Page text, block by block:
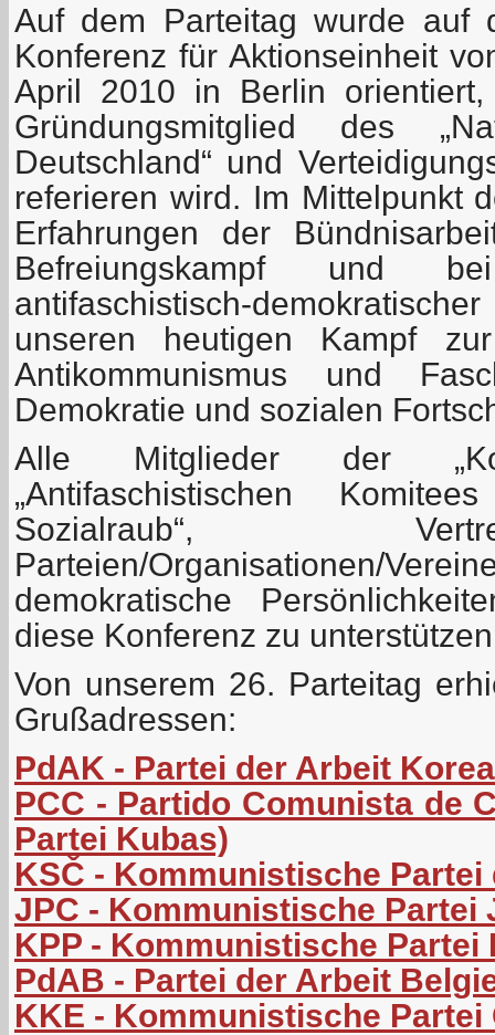
Auf dem Parteitag wurde auf
Konferenz für Aktionseinheit
April 2010 in Berlin
Gründungsmitglied des
Deutschland“ und
referieren wird. Im Mittelpunkt
Erfahrungen der
Befreiungskampf und
antifaschistisch-
unseren heutigen Kampf
Antikommunismus und
Demokratie und sozialen
Alle Mitglieder der
„Antifaschistischen
Sozialraub“,
Parteien/Organisationen/
demokratische
diese Konferenz zu
Von unserem 26. Parteitag
Grußadressen:
PdAK - Partei der Arbeit
PCC - Partido Comunista de
Partei Kubas)
KSČ - Kommunistische
JPC - Kommunistische Partei
KPP - Kommunistische Partei
PdAB - Partei der Arbeit
KKE - Kommunistische Partei